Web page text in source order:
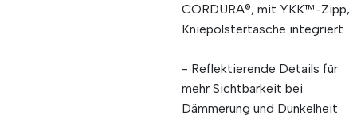
CORDURA®, mit YKK™-Zipp,
Kniepolstertasche integriert
- Reflektierende Details für
mehr Sichtbarkeit bei
Dämmerung und Dunkelheit